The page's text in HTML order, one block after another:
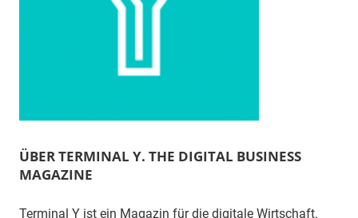
ÜBER TERMINAL Y. THE DIGITAL BUSINESS
MAGAZINE
Terminal Y ist ein Magazin für die digitale Wirtschaft.